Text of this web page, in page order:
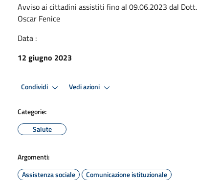
Avviso ai cittadini assistiti fino al 09.06.2023 dal Dott.
Oscar Fenice
Data :
12 giugno 2023
Condividi Vedi azioni
Categorie:
Salute
Argomenti:
Assistenza sociale
Comunicazione istituzionale